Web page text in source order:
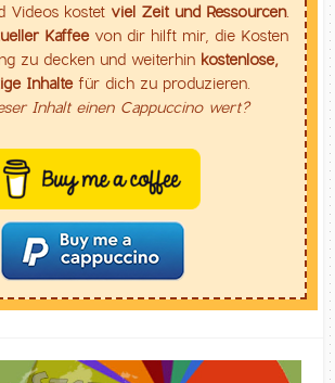
Videos kostet viel Zeit und Ressourcen.
Kaffeevon dir hilft mir, die Kosten
zu decken und weiterhin kostenlose,
Inhaltefür dich zu produzieren.
Inhalt einen Cappuccino wert?